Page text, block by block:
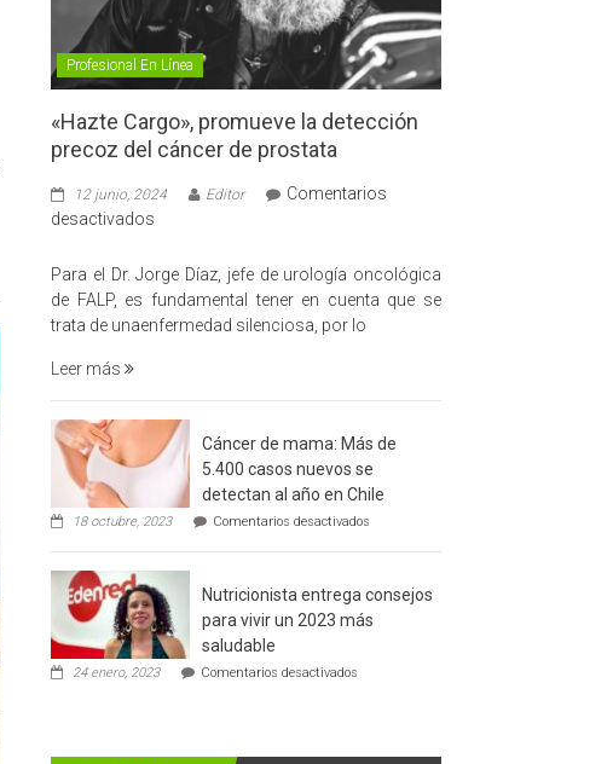
Profesional En Línea
«Hazte Cargo», promueve la detección
precoz del cáncer de prostata
12 junio, 2024 Editor
Comentarios
desactivados
Cargo»,
promueve
la
del
cáncer
de
prostata
Para el Dr. Jorge Díaz, jefe de urología oncológica
de FALP, es fundamental tener en cuenta que se
trata de unaenfermedad silenciosa, por lo
Leer más
Cáncer de mama: Más de
5.400 casos nuevos se
detectan al año en Chile
18 octubre, 2023 Comentarios desactivados
de
Más
Nutricionista entrega consejos
para vivir un 2023 más
saludable
24 enero, 2023 Comentarios desactivados